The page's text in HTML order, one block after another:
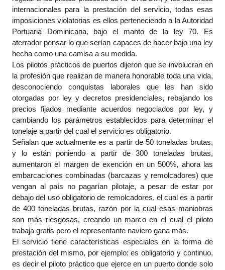
internacionales para la prestación del servicio, todas esas
imposiciones violatorias es ellos perteneciendo a la Autoridad
Portuaria Dominicana, bajo el manto de la ley 70. Es
aterrador pensar lo que serían capaces de hacer bajo una ley
hecha como una camisa a su medida.
Los pilotos prácticos de puertos dijeron que se involucran en
la profesión que realizan de manera honorable toda una vida,
desconociendo conquistas laborales que les han sido
otorgadas por ley y decretos presidenciales, rebajando los
precios fijados mediante acuerdos negociados por ley, y
cambiando los parámetros establecidos para determinar el
tonelaje a partir del cual el servicio es obligatorio.
Señalan que actualmente es a partir de 50 toneladas brutas,
y lo están poniendo a partir de 300 toneladas brutas,
aumentaron el margen de exención en un 500%, ahora las
embarcaciones combinadas (barcazas y remolcadores) que
vengan al país no pagarían pilotaje, a pesar de estar por
debajo del uso obligatorio de remolcadores, el cual es a partir
de 400 toneladas brutas, razón por la cual esas maniobras
son más riesgosas, creando un marco en el cual el piloto
trabaja gratis pero el representante naviero gana más.
El servicio tiene características especiales en la forma de
prestación del mismo, por ejemplo: es obligatorio y continuo,
es decir el piloto práctico que ejerce en un puerto donde solo